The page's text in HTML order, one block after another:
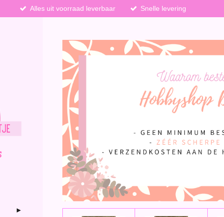
Alles uit voorraad leverbaar Snelle levering